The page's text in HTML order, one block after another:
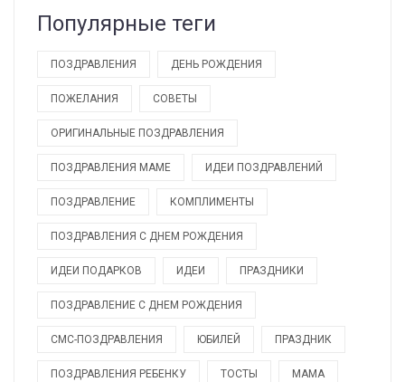
Популярные теги
ПОЗДРАВЛЕНИЯ ДЕНЬ РОЖДЕНИЯ
ПОЖЕЛАНИЯ СОВЕТЫ
ОРИГИНАЛЬНЫЕ ПОЗДРАВЛЕНИЯ
ПОЗДРАВЛЕНИЯ МАМЕ ИДЕИ ПОЗДРАВЛЕНИЙ
ПОЗДРАВЛЕНИЕ КОМПЛИМЕНТЫ
ПОЗДРАВЛЕНИЯ С ДНЕМ РОЖДЕНИЯ
ИДЕИ ПОДАРКОВ ИДЕИ ПРАЗДНИКИ
ПОЗДРАВЛЕНИЕ С ДНЕМ РОЖДЕНИЯ
СМС-ПОЗДРАВЛЕНИЯ ЮБИЛЕЙ ПРАЗДНИК
ПОЗДРАВЛЕНИЯ РЕБЕНКУ ТОСТЫ МАМА